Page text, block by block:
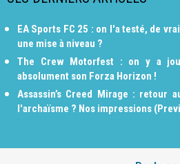
EA Sports FC 25 : on l'a testé, de
une mise à niveau ?
The Crew Motorfest : on y a
absolument son Forza Horizon !
Assassin’s Creed Mirage : retour
l'archaïsme ? Nos impressions